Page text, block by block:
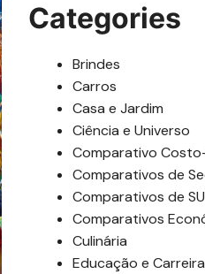
Categories
Brindes
Carros
Casa e Jardim
Ciência e Universo
Comparativo
Comparativos de
Comparativos de
Comparativos
Culinária
Educação e Carreira